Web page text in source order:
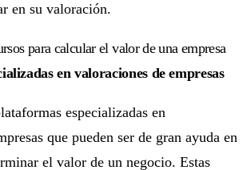
en su valoración.
para calcular el valor de una empresa
en valoraciones de empresas
especializadas en
que pueden ser de gran ayuda en
el valor de un negocio. Estas